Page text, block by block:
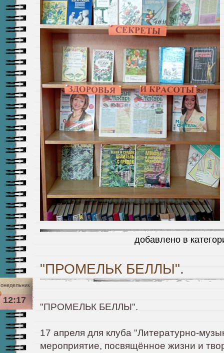
добавлено в
"ПРОМЕЛЬК БЕЛЛЫ".
12:17
"ПРОМЕЛЬК БЕЛЛЫ".
17 апреля для клуба "Литературно-
мероприятие, посвящённое жизни и